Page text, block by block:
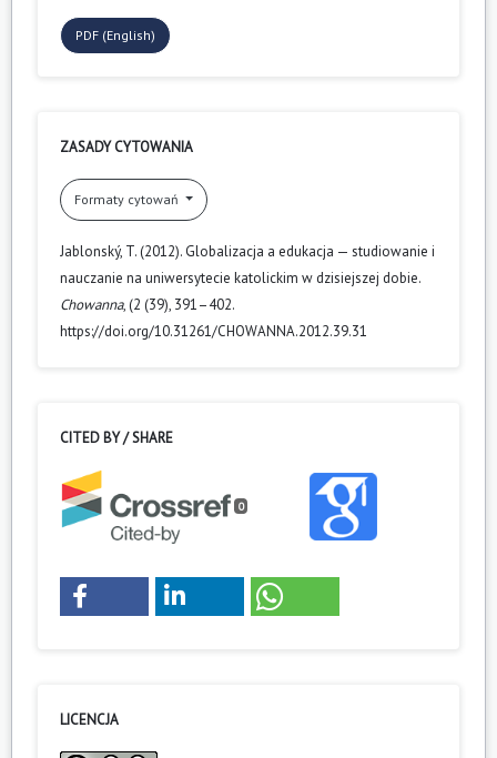
PDF (English)
ZASADY CYTOWANIA
Formaty cytowań
Jablonský, T. (2012). Globalizacja a edukacja — studiowanie i
nauczanie na uniwersytecie katolickim w dzisiejszej dobie.
Chowanna, (2 (39), 391–402.
https://doi.org/10.31261/CHOWANNA.2012.39.31
CITED BY / SHARE
0
LICENCJA